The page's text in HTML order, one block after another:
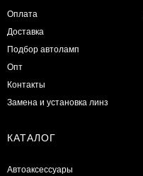
Оплата
Доставка
Подбор автоламп
Опт
Контакты
Замена и установка линз
КАТАЛОГ
Автоаксессуары